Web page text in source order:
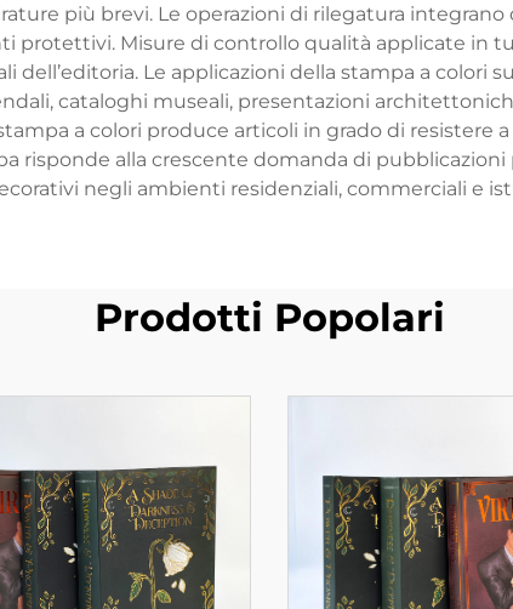
più brevi. Le operazioni di rilegatura
protettivi. Misure di controllo qualità applicate in
dell’editoria. Le applicazioni della stampa a colori
cataloghi museali, presentazioni
a colori produce articoli in grado di resistere
risponde alla crescente domanda di
negli ambienti residenziali, commerciali e
Prodotti Popolari